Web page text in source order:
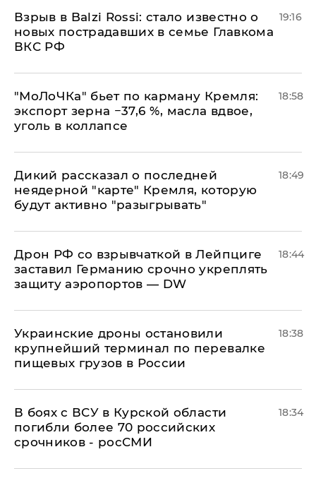
Взрыв в Balzi Rossi: стало известно о
новых пострадавших в семье Главкома
ВКС РФ
19:16
​"МоЛоЧКа" бьет по карману Кремля:
экспорт зерна −37,6 %, масла вдвое,
уголь в коллапсе
18:58
Дикий рассказал о последней
неядерной "карте" Кремля, которую
будут активно "разыгрывать"
18:49
​Дрон РФ со взрывчаткой в Лейпциге
заставил Германию срочно укреплять
защиту аэропортов — DW
18:44
Украинские дроны остановили
крупнейший терминал по перевалке
пищевых грузов в России
18:38
В боях с ВСУ в Курской области
погибли более 70 российских
срочников - росСМИ
18:34